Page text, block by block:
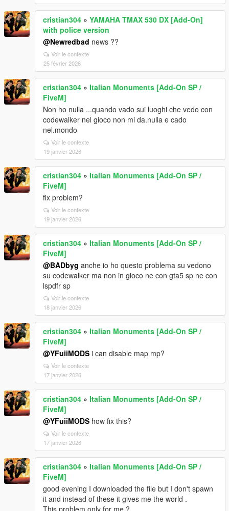
cristian304 » YAMAHA TMAX 530 DX [Add-On]
with police version
@Newredbad news ??
Voir le contexte
25 février 2026
cristian304 » Italian Monuments [Add-On SP /
FiveM]
Non ho nulla ...quando vado sui luoghi che vedo con
codewalker nel gioco non mi da.nulla e cado
nel.mondo
Voir le contexte
19 janvier 2026
cristian304 » Italian Monuments [Add-On SP /
FiveM]
fix problem?
Voir le contexte
19 janvier 2026
cristian304 » Italian Monuments [Add-On SP /
FiveM]
@BADbyg anche io ho questo problema su vedono
su codewalker ma non in gioco ne con gta5 sp ne con
lspdfr sp
Voir le contexte
18 janvier 2026
cristian304 » Italian Monuments [Add-On SP /
FiveM]
@YFuiiMODS i can disable map mp?
Voir le contexte
17 janvier 2026
cristian304 » Italian Monuments [Add-On SP /
FiveM]
@YFuiiMODS how fix this?
Voir le contexte
17 janvier 2026
cristian304 » Italian Monuments [Add-On SP /
FiveM]
good evening I downloaded the file but I don't spawn
it and instead of these it gives me the world .
This problem only for me ?